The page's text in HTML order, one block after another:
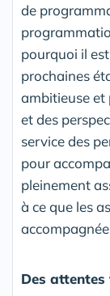
de
pourquoi il
prochaines
ambitieuse et
et des
service des
pour
pleinement
à ce que les
Des attentes